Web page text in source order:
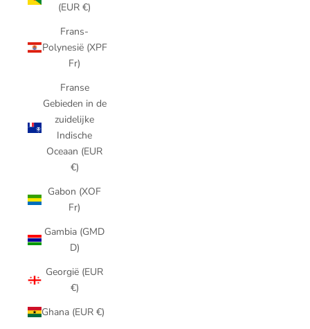
(EUR €)
Frans-
Polynesië (XPF
Fr)
Franse
Gebieden in de
zuidelijke
Indische
Oceaan (EUR
€)
Gabon (XOF
Fr)
Gambia (GMD
D)
Georgië (EUR
€)
Ghana (EUR €)